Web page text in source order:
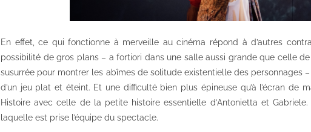
En effet, ce qui fonctionne à merveille au cinéma répond à d’autres
possibilité de gros plans – a fortiori dans une salle aussi grande que celle
susurrée pour montrer les abîmes de solitude existentielle des personnages
d’un jeu plat et éteint. Et une difficulté bien plus épineuse qu’à l’écran de
Histoire avec celle de la petite histoire essentielle d’Antonietta et
laquelle est prise l’équipe du spectacle.